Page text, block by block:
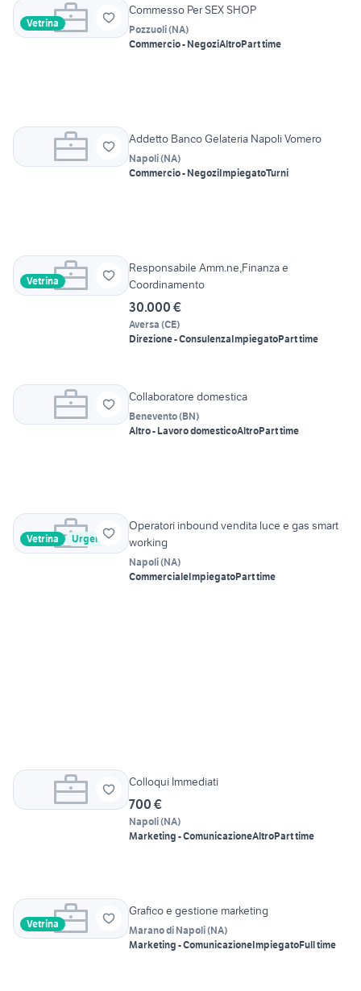
Vetrina
Commesso Per SEX SHOP
Pozzuoli(NA)
Commercio - NegoziAltroPart time
Addetto Banco Gelateria Napoli Vomero
Napoli(NA)
Commercio - NegoziImpiegatoTurni
Vetrina
Responsabile Amm.ne,Finanza e
Coordinamento
30.000 €
Aversa (CE)
Direzione - ConsulenzaImpiegatoPart time
Collaboratore domestica
Benevento(BN)
Altro - Lavoro domesticoAltroPart time
Vetrina Urgente
Operatori inbound vendita luce e gas smart
working
Napoli(NA)
CommercialeImpiegatoPart time
Colloqui Immediati
700 €
Napoli(NA)
Marketing - ComunicazioneAltroPart time
Vetrina
Grafico e gestione marketing
Marano di Napoli(NA)
Marketing - ComunicazioneImpiegatoFull time